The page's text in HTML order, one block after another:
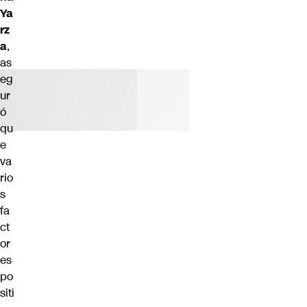
Ya
rz
a,
as
eg
ur
ó
qu
e
va
rio
s
fa
ct
or
es
po
siti